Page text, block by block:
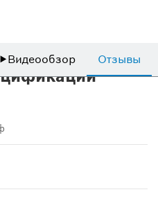
▶Видеообзор Отзывы